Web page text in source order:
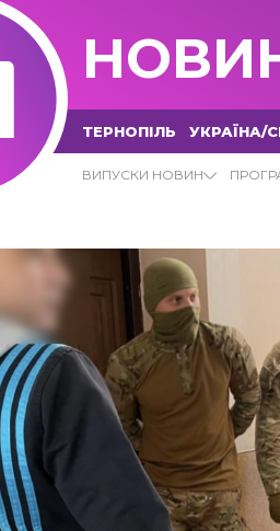
ТЕРНОПІЛЬ УКРАЇНА/
ВИПУСКИ НОВИН
НОВИНИ